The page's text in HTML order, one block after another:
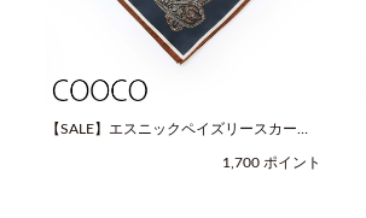
【SALE】エスニックペイズリースカーフ
1,700 ポイント